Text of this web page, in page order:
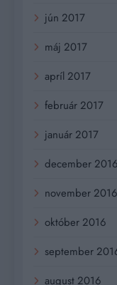
jún 2017
máj 2017
apríl 2017
február 2017
január 2017
december 2016
november 2016
október 2016
september
august 2016